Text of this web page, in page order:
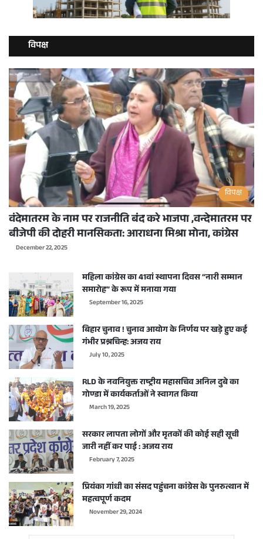
विपक्ष
विपक्ष
वंदेमातरम के नाम पर राजनीति बंद करे भाजपा ,वन्देमातरम पर
बीजेपी की दोहरी मानसिकता: आराधना मिश्रा मोना, कांग्रेस
December 22, 2025
महिला कांग्रेस का 41वां स्थापना दिवस “नारी सम्मान
समारोह” के रूप में मनाया गया
September 16, 2025
बिहार चुनाव ! चुनाव आयोग के निर्णय पर खड़े हुए कई
गंभीर प्रश्नचिन्ह: अजय राय
July 10, 2025
RLD के नवनियुक्त राष्ट्रीय महासचिव अनिल दुबे का
गोण्डा में कार्यकर्ताओं ने स्वागत किया
March 19, 2025
सरकार लापता लोगों और मृतकों की कोई सही सूची
जारी नहीं कर पाई : अजय राय
February 7, 2025
प्रियंका गांधी का संसद पहुंचना कांग्रेस के पुनरुत्थान में
महत्वपूर्ण कदम
November 29, 2024